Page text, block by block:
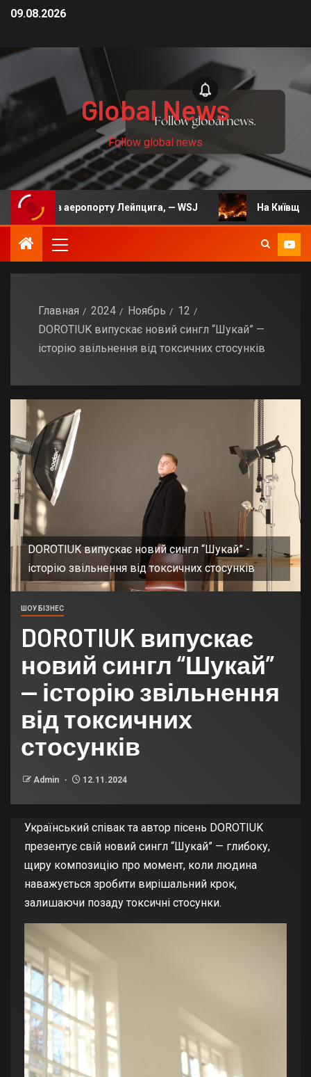
09.08.2026
Global News
Follow global news
аеропорту Лейпцига, — WSJ На Київщині через
Главная 2024 Ноябрь
12
DOROTIUK випускає новий сингл “Шукай” —
історію звільнення від токсичних стосунків
DOROTIUK випускає новий сингл “Шукай” -
історію звільнення від токсичних стосунків
ШОУ БІЗНЕС
DOROTIUK випускає
новий сингл “Шукай”
— історію звільнення
від токсичних
стосунків
Admin 12.11.2024
Український співак та автор пісень DOROTIUK
презентує свій новий сингл “Шукай” — глибоку,
щиру композицію про момент, коли людина
наважується зробити вирішальний крок,
залишаючи позаду токсичні стосунки.